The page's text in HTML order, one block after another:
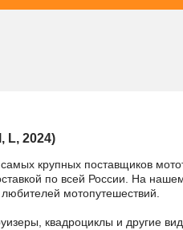
L, 2024)
крупных поставщиков
по всей России. На
мотопутешествий.
квадроциклы и другие